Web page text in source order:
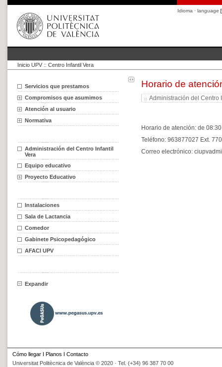
Idioma · language
Inicio UPV :: Centro Infantil Vera
Servicios que prestamos
Compromisos que asumimos
Atención al usuario
Normativa
Administración del Centro Infantil
Vera
Equipo educativo
Proyecto Educativo
Instalaciones
Sala de Lactancia
Comedor
Gabinete Psicopedagógico
AFACI UPV
Expandir
Horario de
Administración del Centro
Horario de atención: de
Teléfono: 963877027 Ext.
Correo electrónico:
Cómo llegar I Planos I Contacto
Universitat Politècnica de València © 2020 · Tel. (+34) 96 387 70 00